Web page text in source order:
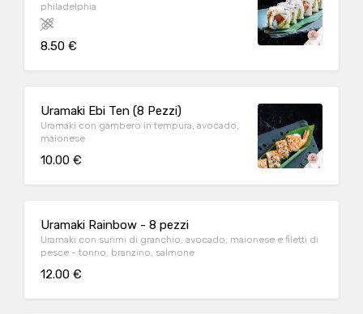
philadelphia
8.50 €
Uramaki Ebi Ten (8 Pezzi)
Uramaki con gambero in tempura, avocado,
maionese
10.00 €
Uramaki Rainbow - 8 pezzi
Uramaki con surimi di granchio, avocado, maionese e filetti di
pesce - tonno, branzino, salmone
12.00 €